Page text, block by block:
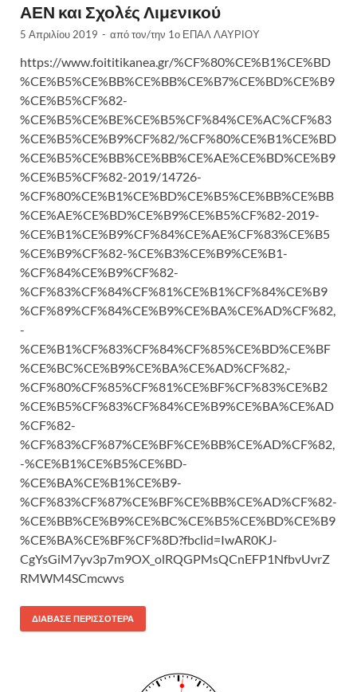
ΑΕΝ και Σχολές Λιμενικού
5 Απριλίου 2019 - από τον/την 1ο ΕΠΑΛ ΛΑΥΡΙΟΥ
https://www.foititikanea.gr/%CF%80%CE%B1%CE%BD
%CE%B5%CE%BB%CE%BB%CE%B7%CE%BD%CE%B9
%CE%B5%CF%82-
%CE%B5%CE%BE%CE%B5%CF%84%CE%AC%CF%83
%CE%B5%CE%B9%CF%82/%CF%80%CE%B1%CE%BD
%CE%B5%CE%BB%CE%BB%CE%AE%CE%BD%CE%B9
%CE%B5%CF%82-2019/14726-
%CF%80%CE%B1%CE%BD%CE%B5%CE%BB%CE%BB
%CE%AE%CE%BD%CE%B9%CE%B5%CF%82-2019-
%CE%B1%CE%B9%CF%84%CE%AE%CF%83%CE%B5
%CE%B9%CF%82-%CE%B3%CE%B9%CE%B1-
%CF%84%CE%B9%CF%82-
%CF%83%CF%84%CF%81%CE%B1%CF%84%CE%B9
%CF%89%CF%84%CE%B9%CE%BA%CE%AD%CF%82,
-
%CE%B1%CF%83%CF%84%CF%85%CE%BD%CE%BF
%CE%BC%CE%B9%CE%BA%CE%AD%CF%82,-
%CF%80%CF%85%CF%81%CE%BF%CF%83%CE%B2
%CE%B5%CF%83%CF%84%CE%B9%CE%BA%CE%AD
%CF%82-
%CF%83%CF%87%CE%BF%CE%BB%CE%AD%CF%82,
-%CE%B1%CE%B5%CE%BD-
%CE%BA%CE%B1%CE%B9-
%CF%83%CF%87%CE%BF%CE%BB%CE%AD%CF%82-
%CE%BB%CE%B9%CE%BC%CE%B5%CE%BD%CE%B9
%CE%BA%CE%BF%CF%8D?fbclid=IwAR0KJ-
CgYsGiM7yv3p7m9OX_olRQGPMsQCnEFP1NfbvUvrZ
RMWM4SCmcwvs
ΔΙΆΒΑΣΕ ΠΕΡΙΣΣΌΤΕΡΑ